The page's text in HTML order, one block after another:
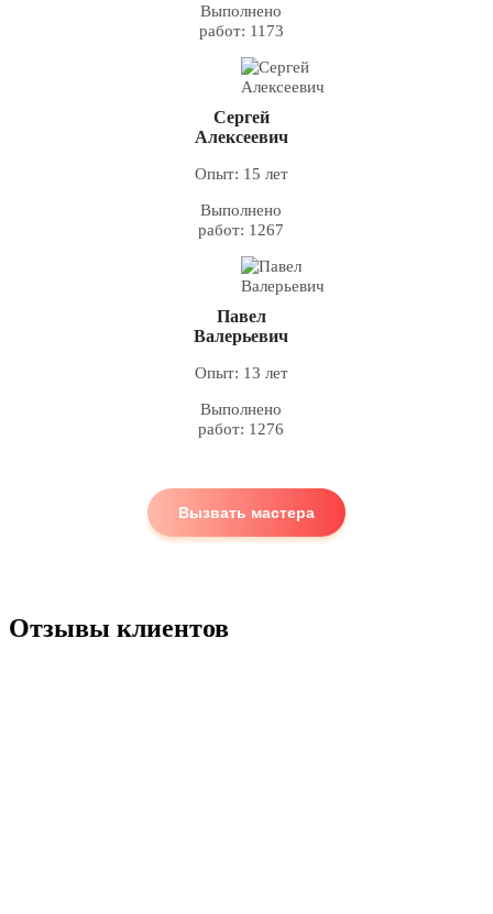
Выполнено
работ: 1173
Сергей
Алексеевич
Опыт: 15 лет
Выполнено
работ: 1267
Павел
Валерьевич
Опыт: 13 лет
Выполнено
работ: 1276
Вызвать мастера
Отзывы клиентов